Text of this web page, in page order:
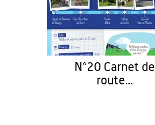
N°20 Carnet de
route...